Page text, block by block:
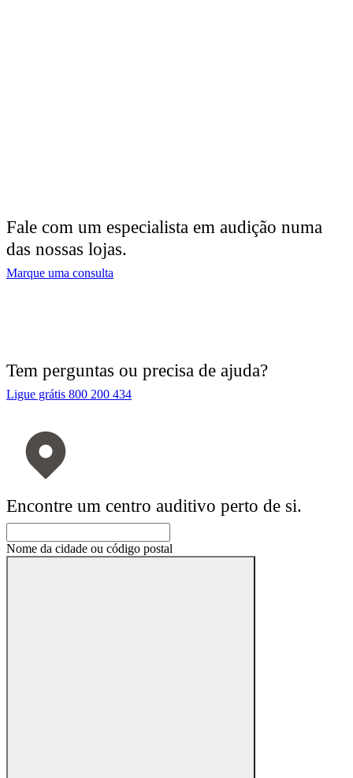
Fale com um especialista em audição numa
das nossas lojas.
Marque uma consulta
Tem perguntas ou precisa de ajuda?
Ligue grátis 800 200 434
Encontre um centro auditivo perto de si.
Nome da cidade ou código postal